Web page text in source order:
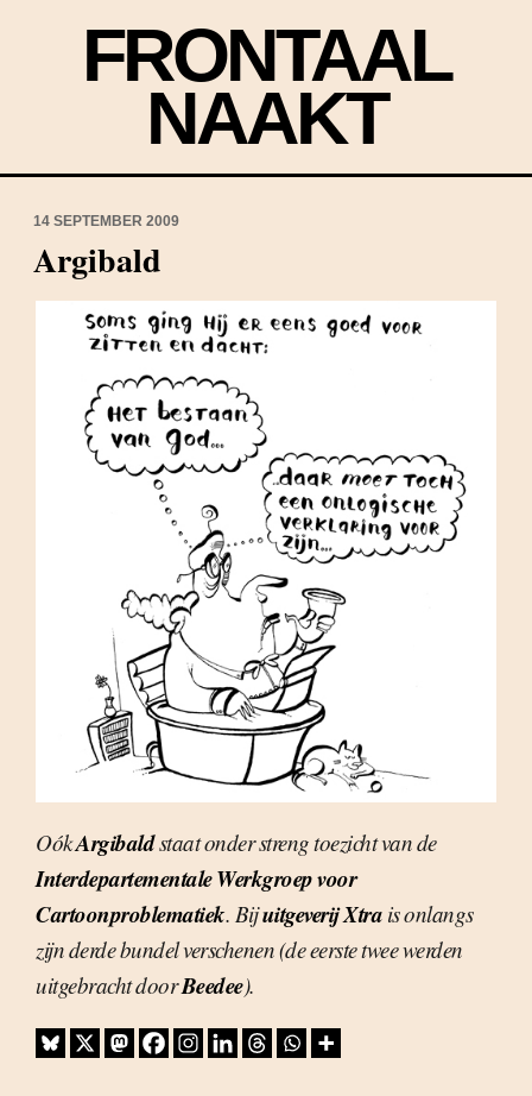
FRONTAAL
NAAKT
14 SEPTEMBER 2009
Argibald
OókArgibaldstaat onder streng toezicht van de
Interdepartementale Werkgroep voor
Cartoonproblematiek. Bijuitgeverij Xtra is onlangs
zijn derde bundel verschenen (de eerste twee werden
uitgebracht doorBeedee).